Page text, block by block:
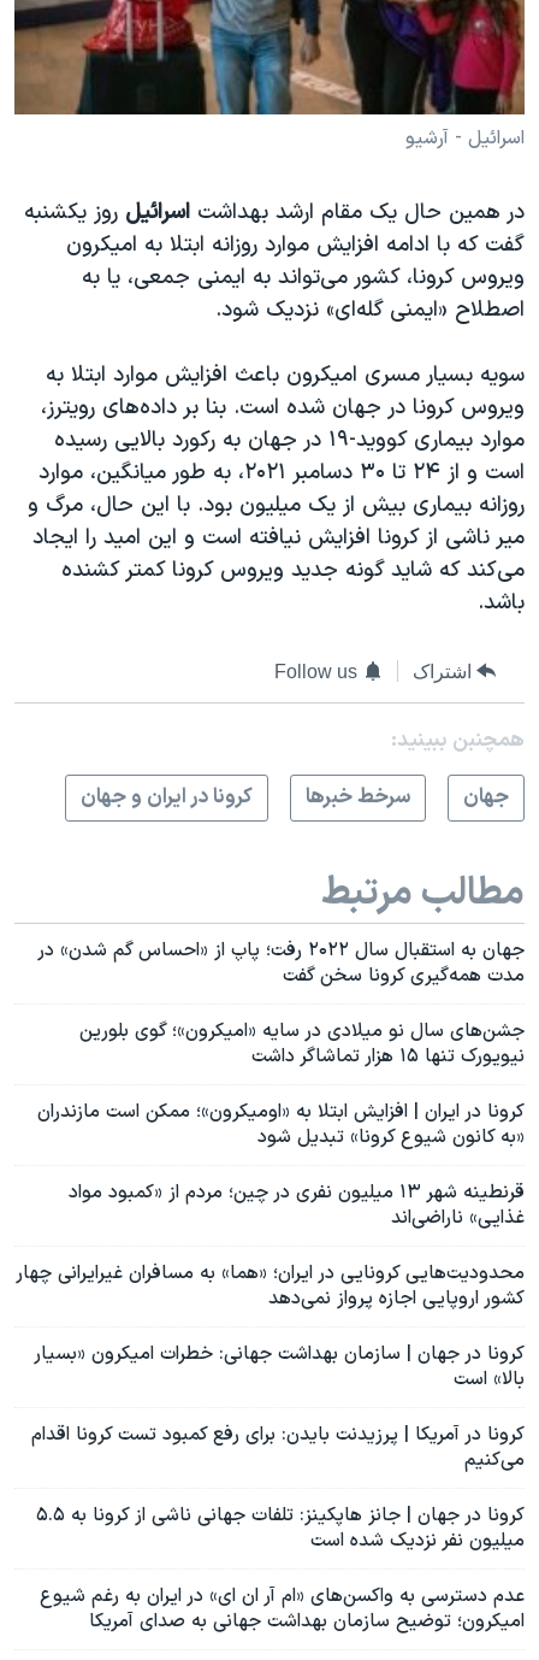
اسرائیل - آرشیو
در همین حال یک مقام ارشد بهداشت اسرائیل روز یکشنبه
گفت که با ادامه افزایش موارد روزانه ابتلا به امیکرون
ویروس کرونا، کشور می‌تواند به ایمنی جمعی، یا به
اصطلاح «ایمنی گله‌ای» نزدیک شود.
سویه بسیار مسری امیکرون باعث افزایش موارد ابتلا به
ویروس کرونا در جهان شده است. بنا بر داده‌های رویترز،
موارد بیماری کووید-۱۹ در جهان به رکورد بالایی رسیده
است و از ۲۴ تا ۳۰ دسامبر ۲۰۲۱، به طور میانگین، موارد
روزانه بیماری بیش از یک میلیون بود. با این حال، مرگ و
میر ناشی از کرونا افزایش نیافته است و این امید را ایجاد
می‌کند که شاید گونه جدید ویروس کرونا کمتر کشنده
باشد.
اشتراک Follow us
همچنبن ببینید:
جهان
سرخط خبرها کرونا در ایران و جهان
مطالب مرتبط
جهان به استقبال سال ۲۰۲۲ رفت؛ پاپ از «احساس گم شدن» در
مدت همه‌گیری کرونا سخن گفت
جشن‌های سال نو میلادی در سایه «امیکرون»؛ گوی بلورین
نیویورک تنها ۱۵ هزار تماشاگر داشت
کرونا در ایران | افزایش ابتلا به «اومیکرون»؛ ممکن است مازندران
«به کانون شیوع کرونا» تبدیل شود
قرنطینه شهر ۱۳ میلیون نفری در چین؛ مردم از «کمبود مواد
غذایی» ناراضی‌اند
محدودیت‌هایی کرونایی در ایران؛ «هما» به مسافران غیرایرانی چهار
کشور اروپایی اجازه پرواز نمی‌دهد
کرونا در جهان | سازمان بهداشت جهانی: خطرات امیکرون «بسیار
بالا» است
کرونا در آمریکا | پرزیدنت بایدن: برای رفع کمبود تست کرونا اقدام
می‌کنیم
کرونا در جهان | جانز هاپکینز: تلفات جهانی ناشی از کرونا به ۵.۵
میلیون نفر نزدیک شده است
عدم دسترسی به واکسن‌های «ام آر ان ای» در ایران به رغم شیوع
امیکرون؛ توضیح سازمان بهداشت جهانی به صدای آمریکا